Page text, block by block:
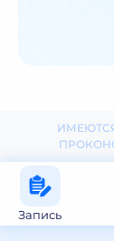
Запись